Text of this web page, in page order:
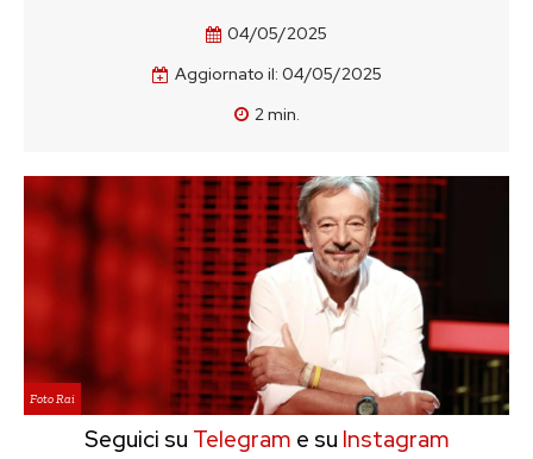
04/05/2025
Aggiornato il: 04/05/2025
2min.
Foto Rai
Seguici su Telegram e su Instagram